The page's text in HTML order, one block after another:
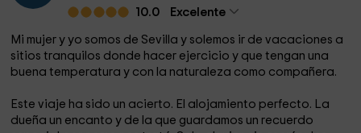
10.0
Excelente
Mi mujer y yo somos de Sevilla y solemos ir de vacaciones a
sitios tranquilos donde hacer ejercicio y que tengan una
buena temperatura y con la naturaleza como compañera.
Este viaje ha sido un acierto. El alojamiento perfecto. La
dueña un encanto y de la que guardamos un recuerdo